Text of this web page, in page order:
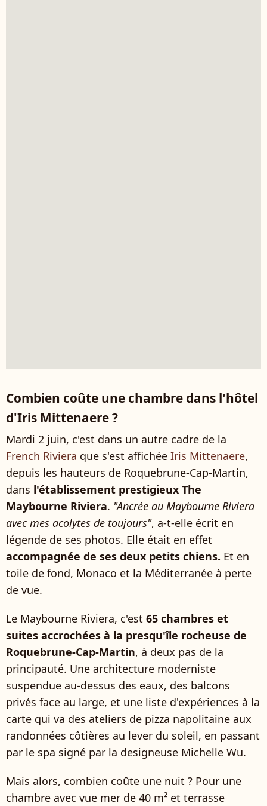
Combien coûte une chambre dans l'hôtel
d'Iris Mittenaere ?
Mardi 2 juin, c'est dans un autre cadre de la
French Riviera que s'est affichée Iris Mittenaere,
depuis les hauteurs de Roquebrune-Cap-Martin,
dans l'établissement prestigieux The
Maybourne Riviera. "Ancrée au Maybourne Riviera
avec mes acolytes de toujours", a-t-elle écrit en
légende de ses photos. Elle était en effet
accompagnée de ses deux petits chiens. Et en
toile de fond, Monaco et la Méditerranée à perte
de vue.
Le Maybourne Riviera, c'est 65 chambres et
suites accrochées à la presqu'île rocheuse de
Roquebrune-Cap-Martin, à deux pas de la
principauté. Une architecture moderniste
suspendue au-dessus des eaux, des balcons
privés face au large, et une liste d'expériences à la
carte qui va des ateliers de pizza napolitaine aux
randonnées côtières au lever du soleil, en passant
par le spa signé par la designeuse Michelle Wu.
Mais alors, combien coûte une nuit ? Pour une
chambre avec vue mer de 40 m² et terrasse